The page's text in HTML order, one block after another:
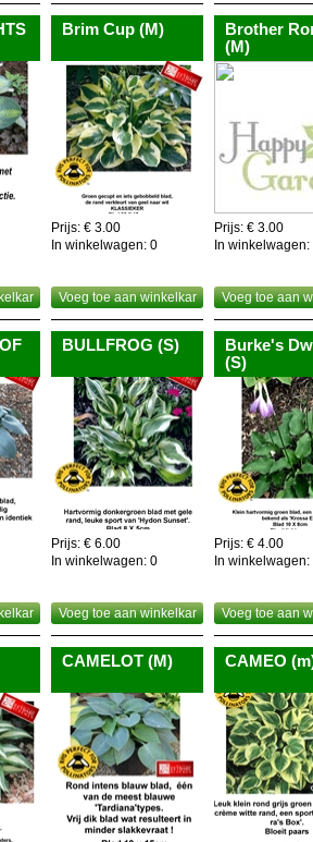
Brim Cup (M)
Prijs: € 3.00
In winkelwagen: 0
Voeg toe aan winkelkar
Brother
(M)
Prijs: € 3.00
In winkelwagen:
Voeg toe aan
BULLFROG (S)
Prijs: € 6.00
In winkelwagen: 0
Voeg toe aan winkelkar
Burke's
(S)
Prijs: € 4.00
In winkelwagen:
Voeg toe aan
CAMELOT (M) CAMEO